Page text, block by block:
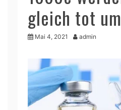
gleich tot
Mai 4, 2021 admin